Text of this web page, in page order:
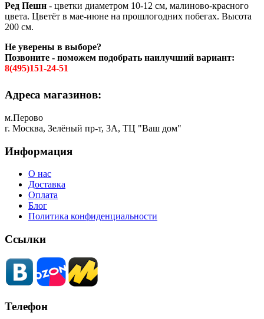
Ред Пешн - цветки диаметром 10-12 см, малиново-красного
цвета. Цветёт в мае-июне на прошлогодних побегах. Высота
200 см.
Не уверены в выборе?
Позвоните - поможем подобрать наилучший вариант:
8(495)151-24-51
Адреса магазинов:
м.Перово
г. Москва, Зелёный пр-т, 3А, ТЦ "Ваш дом"
Информация
О нас
Доставка
Оплата
Блог
Политика конфиденциальности
Ссылки
Телефон